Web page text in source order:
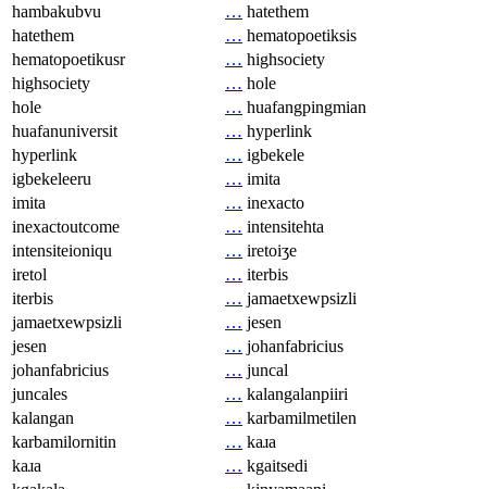
hambakubvu
… hatethem
hatethem
… hematopoetiksis
hematopoetikusr
… highsociety
highsociety
… hole
hole
… huafangpingmian
huafanuniversit
… hyperlink
hyperlink
… igbekele
igbekeleeru
… imita
imita
… inexacto
inexactoutcome
… intensitehta
intensiteioniqu
… iretoiʒe
iretol
… iterbis
iterbis
… jamaetxewpsizli
jamaetxewpsizli
… jesen
jesen
… johanfabricius
johanfabricius
… juncal
juncales
… kalangalanpiiri
kalangan
… karbamilmetilen
karbamilornitin
… kaɹa
kaɹa
… kgaitsedi